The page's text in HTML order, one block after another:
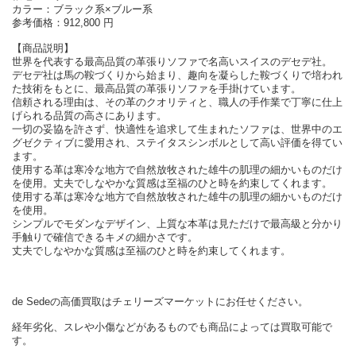
カラー：ブラック系×ブルー系
参考価格：912,800 円
【商品説明】
世界を代表する最高品質の革張りソファで名高いスイスのデセデ社。
デセデ社は馬の鞍づくりから始まり、趣向を凝らした鞍づくりで培われ
た技術をもとに、最高品質の革張りソファを手掛けています。
信頼される理由は、その革のクオリティと、職人の手作業で丁寧に仕上
げられる品質の高さにあります。
一切の妥協を許さず、快適性を追求して生まれたソファは、世界中のエ
グゼクティブに愛用され、ステイタスシンボルとして高い評価を得てい
ます。
使用する革は寒冷な地方で自然放牧された雄牛の肌理の細かいものだけ
を使用。丈夫でしなやかな質感は至福のひと時を約束してくれます。
使用する革は寒冷な地方で自然放牧された雄牛の肌理の細かいものだけ
を使用。
シンプルでモダンなデザイン、上質な本革は見ただけで最高級と分かり
手触りで確信できるキメの細かさです。
丈夫でしなやかな質感は至福のひと時を約束してくれます。
de Sedeの高価買取はチェリーズマーケットにお任せください。
経年劣化、スレや小傷などがあるものでも商品によっては買取可能で
す。